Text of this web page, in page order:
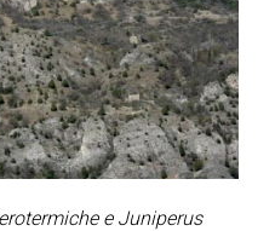
e Juniperus